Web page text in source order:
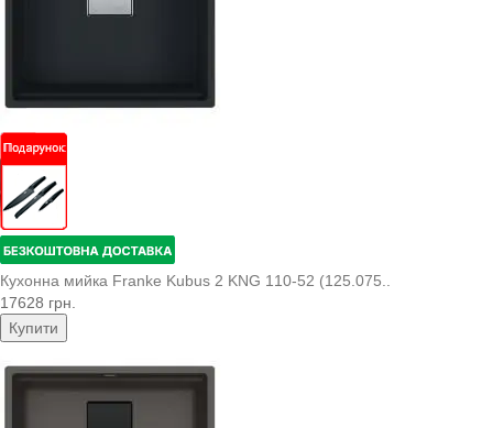
Кухонна мийка Franke Kubus 2 KNG 110-52 (125.075..
17628 грн.
Купити